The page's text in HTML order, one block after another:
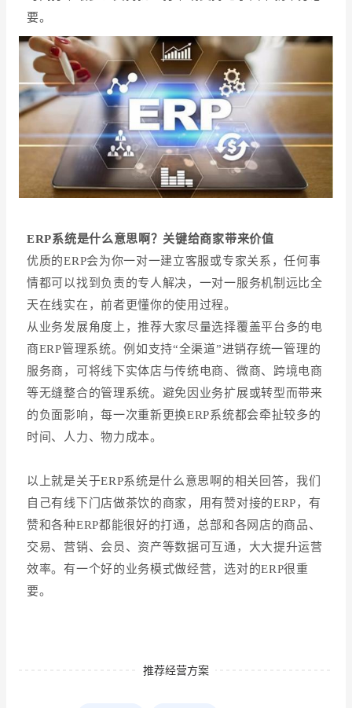
认证服务商 设计服务商
有赞云 数据通服务
要。
ERP系统是什么意思啊？关键给商家带来价值
优质的ERP会为你一对一建立客服或专家关系，任何事
情都可以找到负责的专人解决，一对一服务机制远比全
天在线实在，前者更懂你的使用过程。
从业务发展角度上，推荐大家尽量选择覆盖平台多的电
商ERP管理系统。例如支持“全渠道”进销存统一管理的
服务商，可将线下实体店与传统电商、微商、跨境电商
等无缝整合的管理系统。避免因业务扩展或转型而带来
的负面影响，每一次重新更换ERP系统都会牵扯较多的
时间、人力、物力成本。
以上就是关于ERP系统是什么意思啊的相关回答，我们
自己有线下门店做茶饮的商家，用有赞对接的ERP，有
赞和各种ERP都能很好的打通，总部和各网店的商品、
交易、营销、会员、资产等数据可互通，大大提升运营
效率。有一个好的业务模式做经营，选对的ERP很重
要。
推荐经营方案